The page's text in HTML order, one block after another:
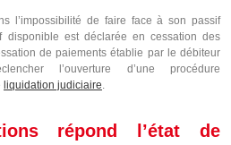
l’impossibilité de faire face à son passif
est déclarée en cessation des
de paiements établie par le débiteur
l’ouverture d’une procédure
liquidation judiciaire.
répond l’état de